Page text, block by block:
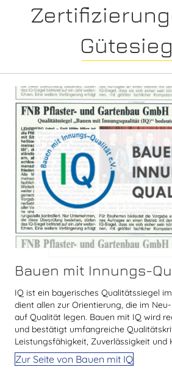
Bauen mit Innungs-
IQ ist ein bayerisches Qualitätssiegel
dient allen zur Orientierung, die im
auf Qualität legen. Bauen mit IQ wird
und bestätigt umfangreiche
Leistungsfähigkeit, Zuverlässigkeit und
Zur Seite von Bauen mit IQ